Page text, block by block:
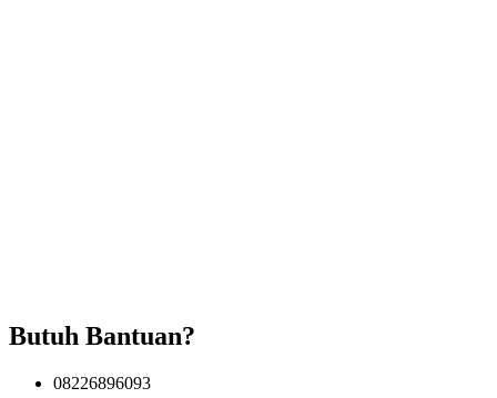
Butuh Bantuan?
08226896093